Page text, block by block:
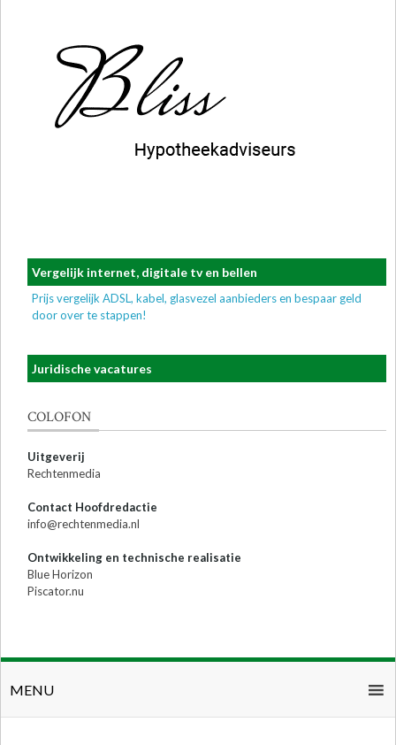
Vergelijk internet, digitale tv en bellen
Prijs vergelijk ADSL, kabel, glasvezel aanbieders en bespaar geld
door over te stappen!
Juridische vacatures
COLOFON
Uitgeverij
Rechtenmedia
Contact Hoofdredactie
info@rechtenmedia.nl
Ontwikkeling en technische realisatie
Blue Horizon
Piscator.nu
MENU